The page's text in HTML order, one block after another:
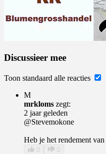
Discussieer mee
Toon standaard alle reacties
M
mrkloms zegt:
2 jaar geleden
@Stevemokone
Heb je het rendement
0
0